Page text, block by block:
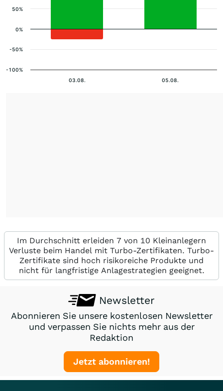
03.08. 05.08.
-100%
-50%
0%
50%
Im Durchschnitt erleiden 7 von 10 Kleinanlegern
Verluste beim Handel mit Turbo-Zertifikaten. Turbo-
Zertifikate sind hoch risikoreiche Produkte und
nicht für langfristige Anlagestrategien geeignet.
Newsletter
Abonnieren Sie unsere kostenlosen Newsletter
und verpassen Sie nichts mehr aus der
Redaktion
Jetzt abonnieren!